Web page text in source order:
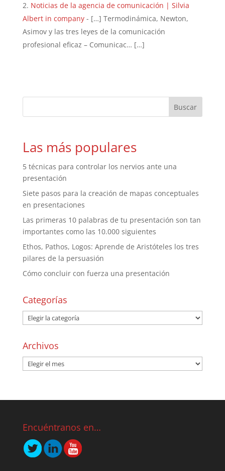
Noticias de la agencia de comunicación | Silvia
Albert in company- […] Termodinámica, Newton,
Asimov y las tres leyes de la comunicación
profesional eficaz – Comunicac… […]
Las más populares
5 técnicas para controlar los nervios ante una
presentación
Siete pasos para la creación de mapas conceptuales
en presentaciones
Las primeras 10 palabras de tu presentación son tan
importantes como las 10.000 siguientes
Ethos, Pathos, Logos: Aprende de Aristóteles los tres
pilares de la persuasión
Cómo concluir con fuerza una presentación
Categorías
Archivos
Encuéntranos en…